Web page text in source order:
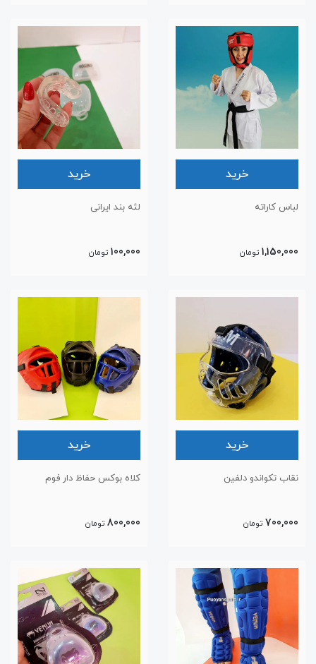
خرید
لباس کاراته
1,150,000 تومان
خرید
لثه بند ایرانی
100,000 تومان
خرید
نقاب تکواندو دلفین
700,000 تومان
خرید
کلاه بوکس حفاظ دار فوم
800,000 تومان